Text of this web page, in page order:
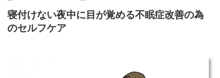
寝付けない夜中に目が覚める不眠症改善の為
のセルフケア